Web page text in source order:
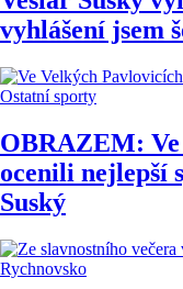
vyhlášení jsem
Ostatní sporty
OBRAZEM:
ocenili nejlepší
Suský
Rychnovsko